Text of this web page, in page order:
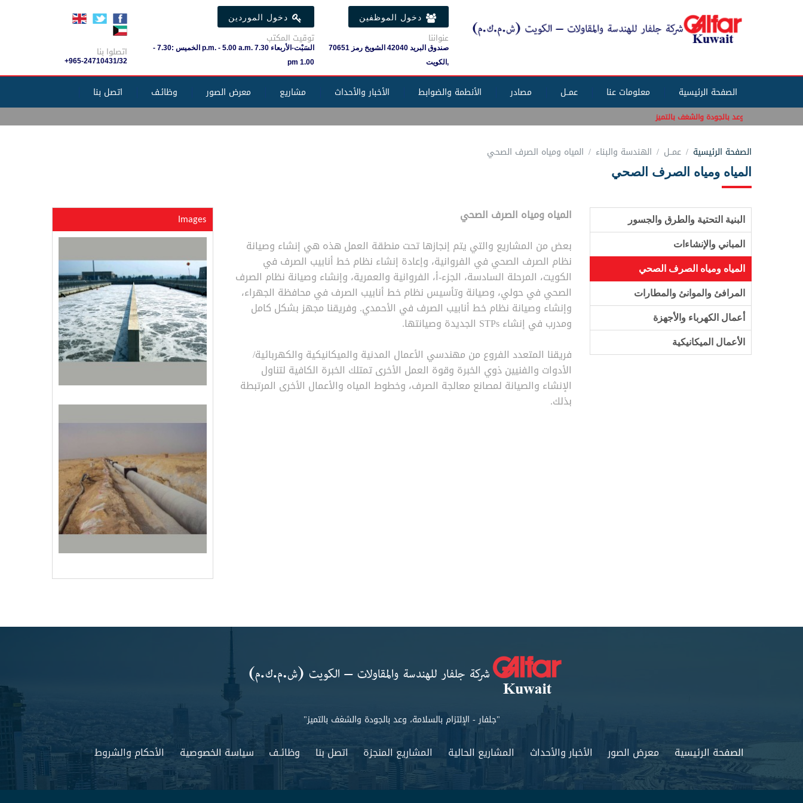
دخول الموظفين
عنواننا
صندوق البريد 42040 الشويخ رمز 70651
,الكويت
دخول الموردين
توقيت المكتب
السَبْت-الأربعاء 7.30 .p.m. - 5.00 a.m الخميس :7.30 -
1.00 pm
اتصلوا بنا
+965-24710431/32
الصفحة الرئيسية معلومات عنا عمــل مصادر الأنطمة والضوابط الأخبار والأحداث مشاريع معرض الصور وظائـف اتصل بنا
بالسلامة، وعد بالجودة والشغف بالتميز
الصفحة الرئيسية عمــل الهندسة والبناء المياه ومياه الصرف الصحي
المياه ومياه الصرف الصحي
البنية التحتية والطرق والجسور
المباني والإنشاءات
المياه ومياه الصرف الصحي
المرافئ والموانئ والمطارات
أعمال الكهرباء والأجهزة
الأعمال الميكانيكية
المياه ومياه الصرف الصحي
بعض من المشاريع والتي يتم إنجازها تحت منطقة العمل هذه هي إنشاء وصيانة
نظام الصرف الصحي في الفروانية، وإعادة إنشاء نظام خط أنابيب الصرف في
الكويت، المرحلة السادسة، الجزء-أ، الفروانية والعمرية، وإنشاء وصيانة نظام الصرف
الصحي في حولي، وصيانة وتأسيس نظام خط أنابيب الصرف في محافظة الجهراء،
وإنشاء وصيانة نظام خط أنابيب الصرف في الأحمدي. وفريقنا مجهز بشكل كامل
ومدرب في إنشاءSTPs الجديدة وصيانتها.
فريقنا المتعدد الفروع من مهندسي الأعمال المدنية والميكانيكية والكهربائية/
الأدوات والفنيين ذوي الخبرة وقوة العمل الأخرى تمتلك الخبرة الكافية لتناول
الإنشاء والصيانة لمصانع معالجة الصرف، وخطوط المياه والأعمال الأخرى المرتبطة
بذلك.
Images
"جلفار - الإلتزام بالسلامة، وعد بالجودة والشغف بالتميز"
الصفحة الرئيسية معرض الصور الأخبار والأحداث المشاريع الحالية المشاريع المنجزة اتصل بنا وظائـف سياسة الخصوصية الأحكام والشروط